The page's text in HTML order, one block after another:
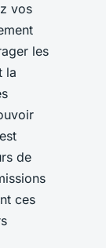
vos
les
la
de
ces